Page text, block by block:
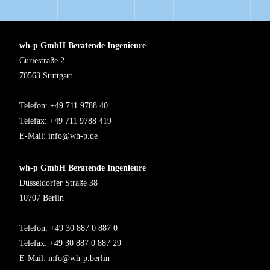
wh-p GmbH Beratende Ingenieure
Curiestraße 2
70563 Stuttgart
Telefon: +49 711 9788 40
Telefax: +49 711 9788 419
E-Mail: info@wh-p.de
wh-p GmbH Beratende Ingenieure
Düsseldorfer Straße 38
10707 Berlin
Telefon: +49 30 887 0 887 0
Telefax: +49 30 887 0 887 29
E-Mail: info@wh-p.berlin